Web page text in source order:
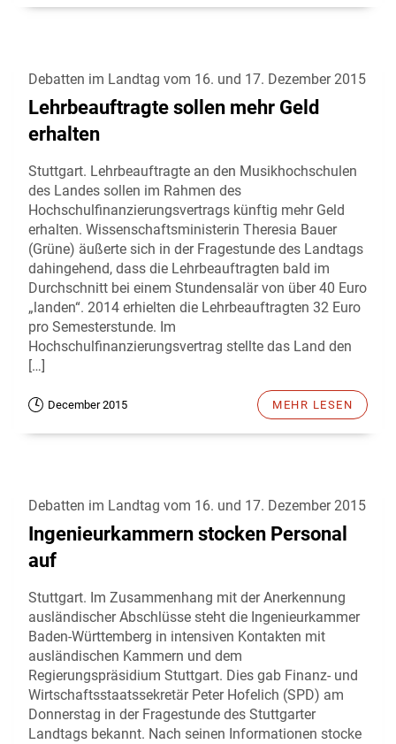
Debatten im Landtag vom 16. und 17. Dezember 2015
Lehrbeauftragte sollen mehr Geld
erhalten
Stuttgart. Lehrbeauftragte an den Musikhochschulen
des Landes sollen im Rahmen des
Hochschulfinanzierungsvertrags künftig mehr Geld
erhalten. Wissenschaftsministerin Theresia Bauer
(Grüne) äußerte sich in der Fragestunde des Landtags
dahingehend, dass die Lehrbeauftragten bald im
Durchschnitt bei einem Stundensalär von über 40 Euro
„landen“. 2014 erhielten die Lehrbeauftragten 32 Euro
pro Semesterstunde. Im
Hochschulfinanzierungsvertrag stellte das Land den
[…]
December 2015 MEHR LESEN
Debatten im Landtag vom 16. und 17. Dezember 2015
Ingenieurkammern stocken Personal
auf
Stuttgart. Im Zusammenhang mit der Anerkennung
ausländischer Abschlüsse steht die Ingenieurkammer
Baden-Württemberg in intensiven Kontakten mit
ausländischen Kammern und dem
Regierungspräsidium Stuttgart. Dies gab Finanz- und
Wirtschaftsstaatssekretär Peter Hofelich (SPD) am
Donnerstag in der Fragestunde des Stuttgarter
Landtags bekannt. Nach seinen Informationen stocke